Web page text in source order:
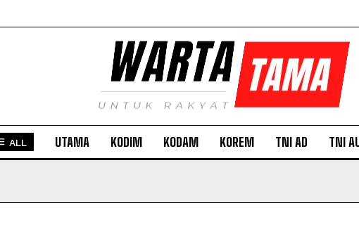
ALL UTAMA KODIM KODAM KOREM TNI AD TNI